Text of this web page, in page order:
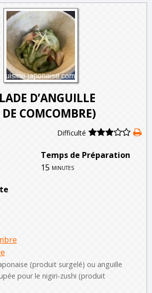
D’ANGUILLE
COMCOMBRE)
Difficulté
Temps de Préparation
15 minutes
(produit surgelé) ou anguille
pour le nigiri-zushi (produit